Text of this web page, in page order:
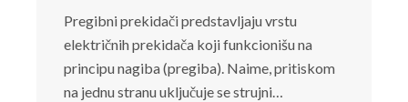
Pregibni prekidači predstavljaju vrstu
električnih prekidača koji funkcionišu na
principu nagiba (pregiba). Naime, pritiskom
na jednu stranu uključuje se strujni…